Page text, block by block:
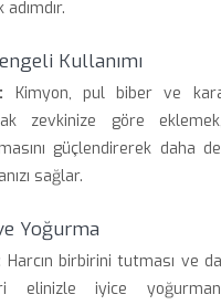
Kullanımı
Kimyon, pul biber ve
zevkinize göre
güçlendirerek daha
sağlar.
Yoğurma
Harcın birbirini tutması ve
elinizle iyice